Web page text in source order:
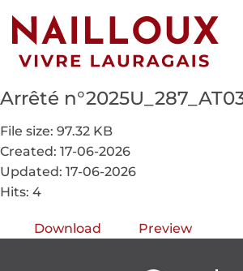
Arrêté
File size: 97.32 KB
Created: 17-06-2026
Updated: 17-06-2026
Hits: 4
Download Preview